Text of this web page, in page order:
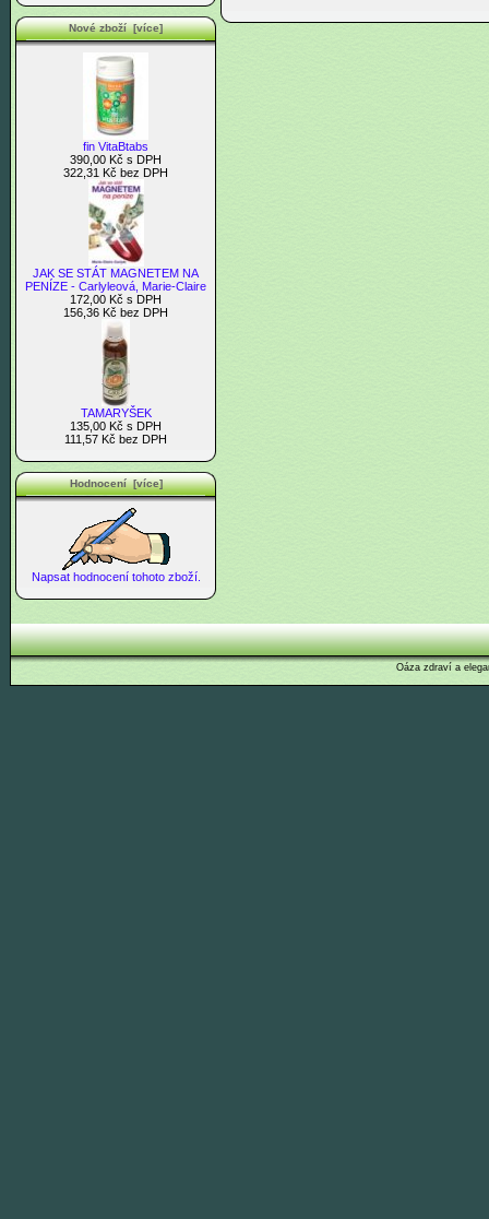
Nové zboží [více]
fin VitaBtabs
390,00 Kč s DPH
322,31 Kč bez DPH
JAK SE STÁT MAGNETEM NA
PENÍZE - Carlyleová, Marie-Claire
172,00 Kč s DPH
156,36 Kč bez DPH
TAMARYŠEK
135,00 Kč s DPH
111,57 Kč bez DPH
Hodnocení [více]
Napsat hodnocení tohoto zboží.
Oáza zdraví a